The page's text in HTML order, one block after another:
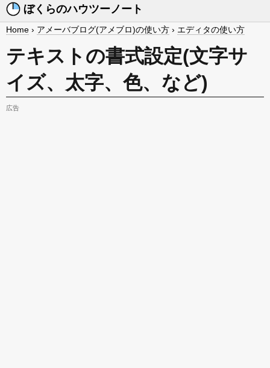
ぼくらのハウツーノート
Home › アメーバブログ(アメブロ)の使い方 › エディタの使い方
テキストの書式設定(文字サ
イズ、太字、色、など)
広告